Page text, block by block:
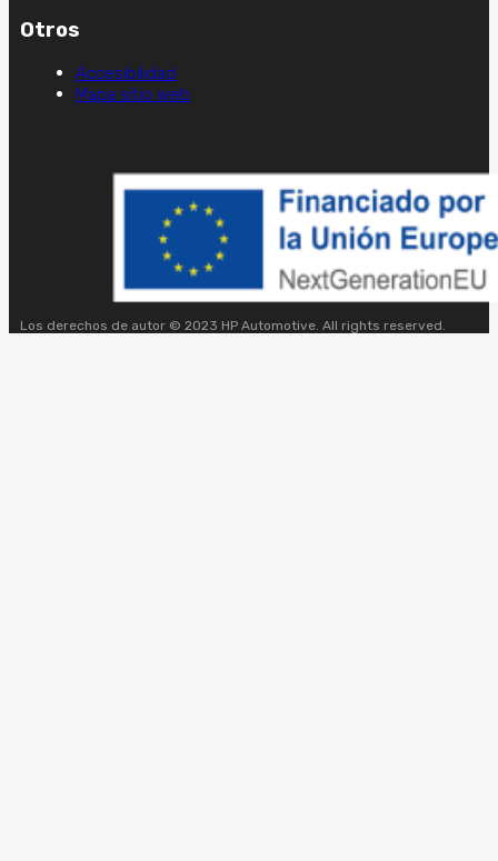
Otros
Accesibilidad
Mapa sitio web
Los derechos de autor © 2023 HP Automotive. All rights reserved.